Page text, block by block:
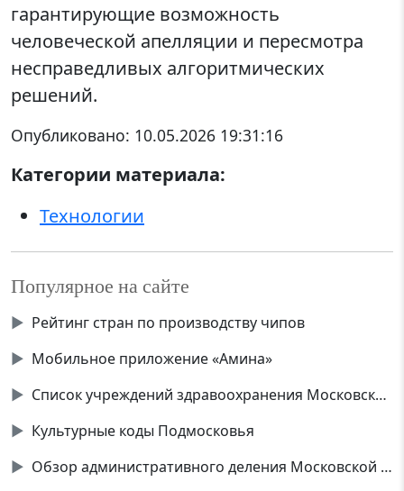
гарантирующие возможность
человеческой апелляции и пересмотра
несправедливых алгоритмических
решений.
Опубликовано: 10.05.2026 19:31:16
Категории материала:
Технологии
Популярное на сайте
▶ Рейтинг стран по производству чипов
▶ Мобильное приложение «Амина»
▶
Список учреждений здравоохранения Московской области
▶ Культурные коды Подмосковья
▶
Обзор административного деления Московской области